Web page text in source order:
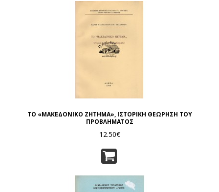
ΤΟ «ΜΑΚΕΔΟΝΙΚΟ ΖΗΤΗΜΑ», ΙΣΤΟΡΙΚΗ ΘΕΩΡΗΣΗ ΤΟΥ
ΠΡΟΒΛΗΜΑΤΟΣ
12.50€